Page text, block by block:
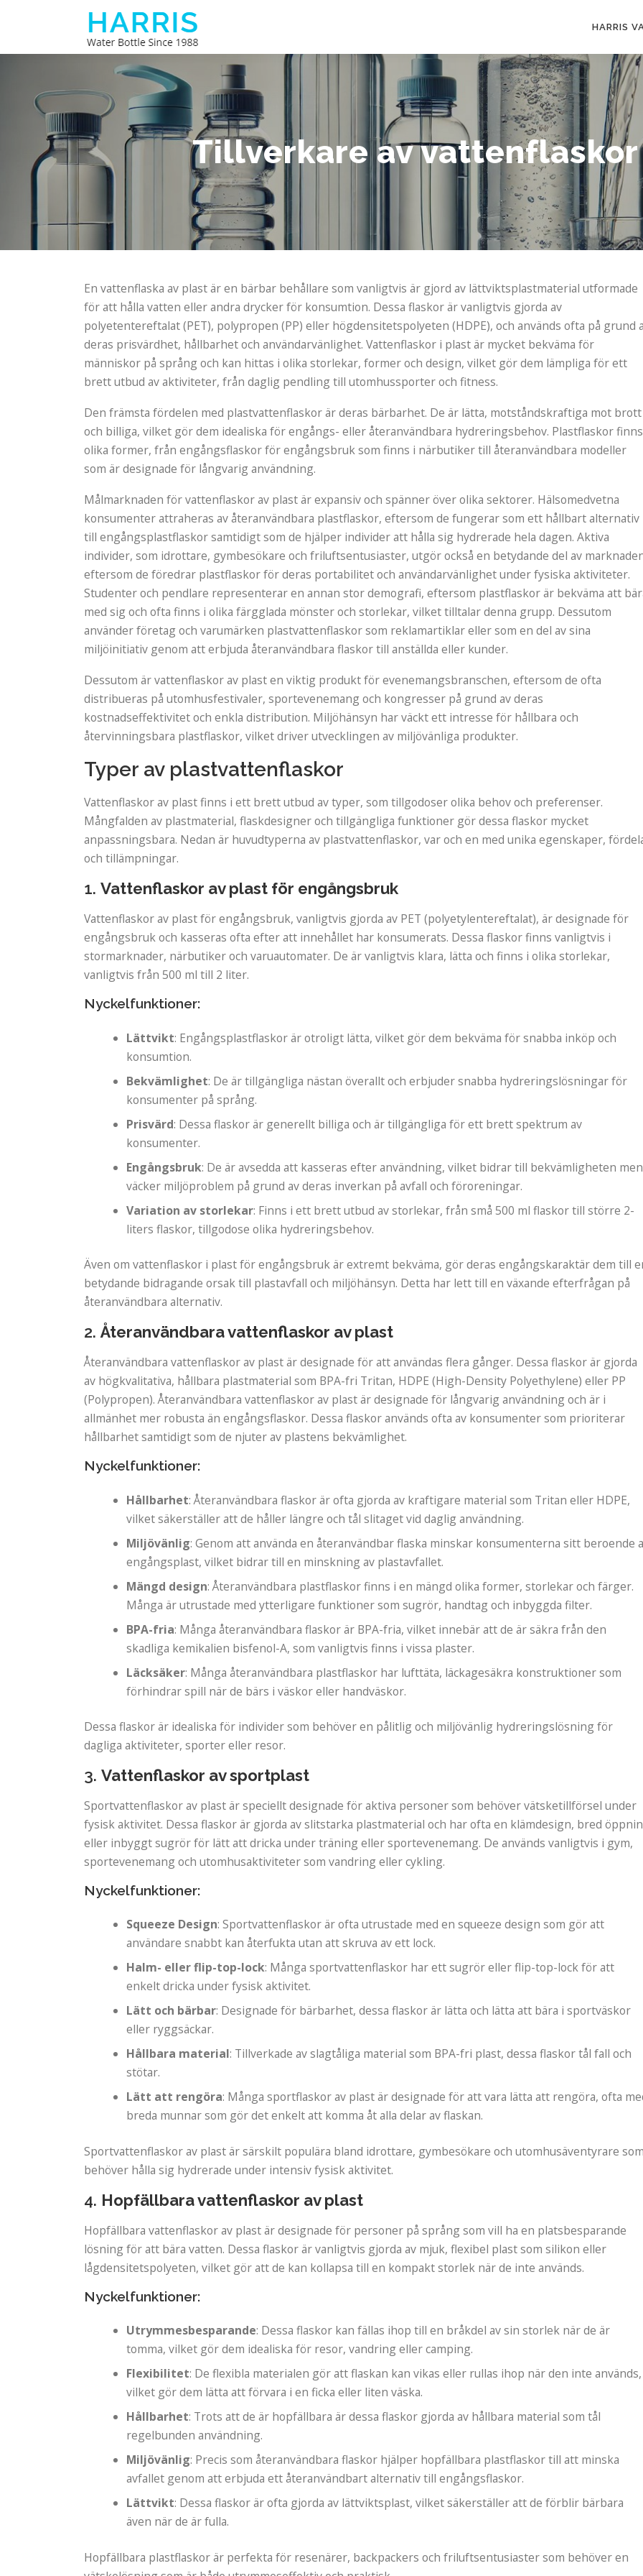
HARRIS
Tillverkare av
En vattenflaska av plast är en bärbar behållare som vanligtvis är gjord av lättviktsplastmaterial utformade
för att hålla vatten eller andra drycker för konsumtion. Dessa flaskor är vanligtvis gjorda av
polyetentereftalat (PET), polypropen (PP) eller högdensitetspolyeten (HDPE), och används ofta på grund
deras prisvärdhet, hållbarhet och användarvänlighet. Vattenflaskor i plast är mycket bekväma för
människor på språng och kan hittas i olika storlekar, former och design, vilket gör dem lämpliga för ett
brett utbud av aktiviteter, från daglig pendling till utomhussporter och fitness.
Den främsta fördelen med plastvattenflaskor är deras bärbarhet. De är lätta, motståndskraftiga mot brott
och billiga, vilket gör dem idealiska för engångs- eller återanvändbara hydreringsbehov. Plastflaskor
olika former, från engångsflaskor för engångsbruk som finns i närbutiker till återanvändbara modeller
som är designade för långvarig användning.
Målmarknaden för vattenflaskor av plast är expansiv och spänner över olika sektorer. Hälsomedvetna
konsumenter attraheras av återanvändbara plastflaskor, eftersom de fungerar som ett hållbart alternativ
till engångsplastflaskor samtidigt som de hjälper individer att hålla sig hydrerade hela dagen. Aktiva
individer, som idrottare, gymbesökare och friluftsentusiaster, utgör också en betydande del av
eftersom de föredrar plastflaskor för deras portabilitet och användarvänlighet under fysiska aktiviteter.
Studenter och pendlare representerar en annan stor demografi, eftersom plastflaskor är bekväma att
med sig och ofta finns i olika färgglada mönster och storlekar, vilket tilltalar denna grupp. Dessutom
använder företag och varumärken plastvattenflaskor som reklamartiklar eller som en del av sina
miljöinitiativ genom att erbjuda återanvändbara flaskor till anställda eller kunder.
Dessutom är vattenflaskor av plast en viktig produkt för evenemangsbranschen, eftersom de ofta
distribueras på utomhusfestivaler, sportevenemang och kongresser på grund av deras
kostnadseffektivitet och enkla distribution. Miljöhänsyn har väckt ett intresse för hållbara och
återvinningsbara plastflaskor, vilket driver utvecklingen av miljövänliga produkter.
Typer av plastvattenflaskor
Vattenflaskor av plast finns i ett brett utbud av typer, som tillgodoser olika behov och preferenser.
Mångfalden av plastmaterial, flaskdesigner och tillgängliga funktioner gör dessa flaskor mycket
anpassningsbara. Nedan är huvudtyperna av plastvattenflaskor, var och en med unika egenskaper,
och tillämpningar.
1. Vattenflaskor av plast för engångsbruk
Vattenflaskor av plast för engångsbruk, vanligtvis gjorda av PET (polyetylentereftalat), är designade för
engångsbruk och kasseras ofta efter att innehållet har konsumerats. Dessa flaskor finns vanligtvis i
stormarknader, närbutiker och varuautomater. De är vanligtvis klara, lätta och finns i olika storlekar,
vanligtvis från 500 ml till 2 liter.
Nyckelfunktioner:
Lättvikt: Engångsplastflaskor är otroligt lätta, vilket gör dem bekväma för snabba inköp och
konsumtion.
Bekvämlighet: De är tillgängliga nästan överallt och erbjuder snabba hydreringslösningar för
konsumenter på språng.
Prisvärd: Dessa flaskor är generellt billiga och är tillgängliga för ett brett spektrum av
konsumenter.
Engångsbruk: De är avsedda att kasseras efter användning, vilket bidrar till bekvämligheten men
väcker miljöproblem på grund av deras inverkan på avfall och föroreningar.
Variation av storlekar: Finns i ett brett utbud av storlekar, från små 500 ml flaskor till större 2-
liters flaskor, tillgodose olika hydreringsbehov.
Även om vattenflaskor i plast för engångsbruk är extremt bekväma, gör deras engångskaraktär dem till
betydande bidragande orsak till plastavfall och miljöhänsyn. Detta har lett till en växande efterfrågan på
återanvändbara alternativ.
2. Återanvändbara vattenflaskor av plast
Återanvändbara vattenflaskor av plast är designade för att användas flera gånger. Dessa flaskor är gjorda
av högkvalitativa, hållbara plastmaterial som BPA-fri Tritan, HDPE (High-Density Polyethylene) eller PP
(Polypropen). Återanvändbara vattenflaskor av plast är designade för långvarig användning och är i
allmänhet mer robusta än engångsflaskor. Dessa flaskor används ofta av konsumenter som prioriterar
hållbarhet samtidigt som de njuter av plastens bekvämlighet.
Nyckelfunktioner:
Hållbarhet: Återanvändbara flaskor är ofta gjorda av kraftigare material som Tritan eller HDPE,
vilket säkerställer att de håller längre och tål slitaget vid daglig användning.
Miljövänlig: Genom att använda en återanvändbar flaska minskar konsumenterna sitt beroende
engångsplast, vilket bidrar till en minskning av plastavfallet.
Mängd design: Återanvändbara plastflaskor finns i en mängd olika former, storlekar och färger.
Många är utrustade med ytterligare funktioner som sugrör, handtag och inbyggda filter.
BPA-fria: Många återanvändbara flaskor är BPA-fria, vilket innebär att de är säkra från den
skadliga kemikalien bisfenol-A, som vanligtvis finns i vissa plaster.
Läcksäker: Många återanvändbara plastflaskor har lufttäta, läckagesäkra konstruktioner som
förhindrar spill när de bärs i väskor eller handväskor.
Dessa flaskor är idealiska för individer som behöver en pålitlig och miljövänlig hydreringslösning för
dagliga aktiviteter, sporter eller resor.
3. Vattenflaskor av sportplast
Sportvattenflaskor av plast är speciellt designade för aktiva personer som behöver vätsketillförsel under
fysisk aktivitet. Dessa flaskor är gjorda av slitstarka plastmaterial och har ofta en klämdesign, bred
eller inbyggt sugrör för lätt att dricka under träning eller sportevenemang. De används vanligtvis i gym,
sportevenemang och utomhusaktiviteter som vandring eller cykling.
Nyckelfunktioner:
Squeeze Design: Sportvattenflaskor är ofta utrustade med en squeeze design som gör att
användare snabbt kan återfukta utan att skruva av ett lock.
Halm- eller flip-top-lock: Många sportvattenflaskor har ett sugrör eller flip-top-lock för att
enkelt dricka under fysisk aktivitet.
Lätt och bärbar: Designade för bärbarhet, dessa flaskor är lätta och lätta att bära i sportväskor
eller ryggsäckar.
Hållbara material: Tillverkade av slagtåliga material som BPA-fri plast, dessa flaskor tål fall och
stötar.
Lätt att rengöra: Många sportflaskor av plast är designade för att vara lätta att rengöra, ofta
breda munnar som gör det enkelt att komma åt alla delar av flaskan.
Sportvattenflaskor av plast är särskilt populära bland idrottare, gymbesökare och utomhusäventyrare
behöver hålla sig hydrerade under intensiv fysisk aktivitet.
4. Hopfällbara vattenflaskor av plast
Hopfällbara vattenflaskor av plast är designade för personer på språng som vill ha en platsbesparande
lösning för att bära vatten. Dessa flaskor är vanligtvis gjorda av mjuk, flexibel plast som silikon eller
lågdensitetspolyeten, vilket gör att de kan kollapsa till en kompakt storlek när de inte används.
Nyckelfunktioner:
Utrymmesbesparande: Dessa flaskor kan fällas ihop till en bråkdel av sin storlek när de är
tomma, vilket gör dem idealiska för resor, vandring eller camping.
Flexibilitet: De flexibla materialen gör att flaskan kan vikas eller rullas ihop när den inte används,
vilket gör dem lätta att förvara i en ficka eller liten väska.
Hållbarhet: Trots att de är hopfällbara är dessa flaskor gjorda av hållbara material som tål
regelbunden användning.
Miljövänlig: Precis som återanvändbara flaskor hjälper hopfällbara plastflaskor till att minska
avfallet genom att erbjuda ett återanvändbart alternativ till engångsflaskor.
Lättvikt: Dessa flaskor är ofta gjorda av lättviktsplast, vilket säkerställer att de förblir bärbara
även när de är fulla.
Hopfällbara plastflaskor är perfekta för resenärer, backpackers och friluftsentusiaster som behöver en